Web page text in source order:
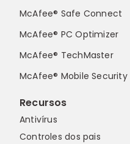
McAfee® Safe Connect
McAfee® PC Optimizer
McAfee® TechMaster
McAfee® Mobile Security
Recursos
Antivírus
Controles dos pais